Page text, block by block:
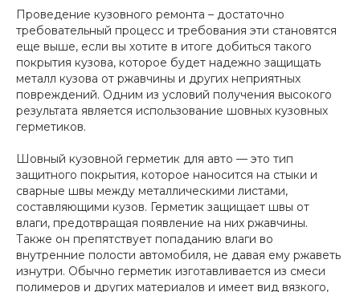
Проведение кузовного ремонта – достаточно
требовательный процесс и требования эти становятся
еще выше, если вы хотите в итоге добиться такого
покрытия кузова, которое будет надежно защищать
металл кузова от ржавчины и других неприятных
повреждений. Одним из условий получения высокого
результата является использование шовных кузовных
герметиков.
Шовный кузовной герметик для авто — это тип
защитного покрытия, которое наносится на стыки и
сварные швы между металлическими листами,
составляющими кузов. Герметик защищает швы от
влаги, предотвращая появление на них ржавчины.
Также он препятствует попаданию влаги во
внутренние полости автомобиля, не давая ему ржаветь
изнутри. Обычно герметик изготавливается из смеси
полимеров и других материалов и имеет вид вязкого,